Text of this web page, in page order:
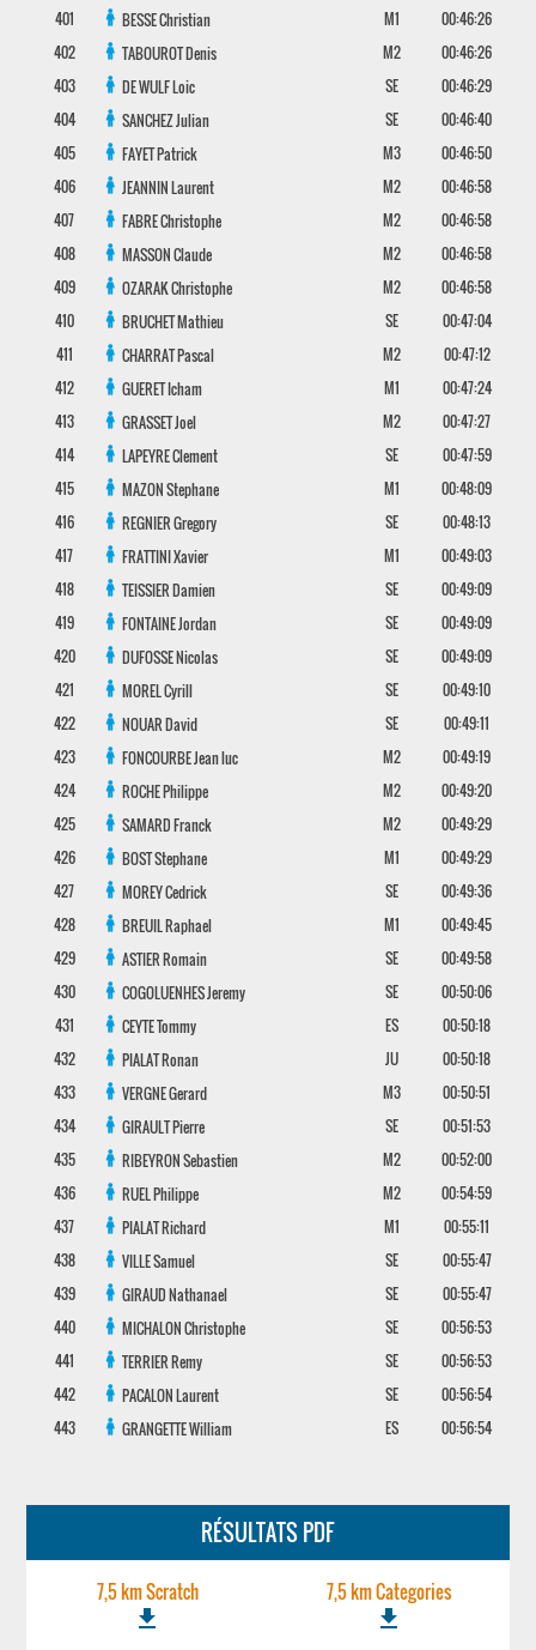
401
BESSEChristian M1
00:46:26
402
TABOUROTDenis M2
00:46:26
403
DE WULFLoic SE
00:46:29
404
SANCHEZJulian SE
00:46:40
405
FAYETPatrick M3
00:46:50
406
JEANNINLaurent M2
00:46:58
407
FABREChristophe M2
00:46:58
408
MASSONClaude M2
00:46:58
409
OZARAKChristophe M2
00:46:58
410
BRUCHETMathieu SE
00:47:04
411
CHARRATPascal M2
00:47:12
412
GUERETIcham M1
00:47:24
413
GRASSETJoel M2
00:47:27
414
LAPEYREClement SE
00:47:59
415
MAZONStephane M1
00:48:09
416
REGNIERGregory SE
00:48:13
417
FRATTINIXavier M1
00:49:03
418
TEISSIERDamien SE
00:49:09
419
FONTAINEJordan SE
00:49:09
420
DUFOSSENicolas SE
00:49:09
421
MORELCyrill SE
00:49:10
422
NOUARDavid SE
00:49:11
423
FONCOURBEJean luc M2
00:49:19
424
ROCHEPhilippe M2
00:49:20
425
SAMARDFranck M2
00:49:29
426
BOSTStephane M1
00:49:29
427
MOREYCedrick SE
00:49:36
428
BREUILRaphael M1
00:49:45
429
ASTIERRomain SE
00:49:58
430
COGOLUENHESJeremy SE
00:50:06
431
CEYTETommy ES
00:50:18
432
PIALATRonan JU
00:50:18
433
VERGNEGerard M3
00:50:51
434
GIRAULTPierre SE
00:51:53
435
RIBEYRONSebastien M2
00:52:00
436
RUELPhilippe M2
00:54:59
437
PIALATRichard M1
00:55:11
438
VILLESamuel SE
00:55:47
439
GIRAUDNathanael SE
00:55:47
440
MICHALONChristophe SE
00:56:53
441
TERRIERRemy SE
00:56:53
442
PACALONLaurent SE
00:56:54
443
GRANGETTEWilliam ES 00:56:54
RÉSULTATS PDF
7,5 km Scratch
file_download
7,5 km Categories
file_download